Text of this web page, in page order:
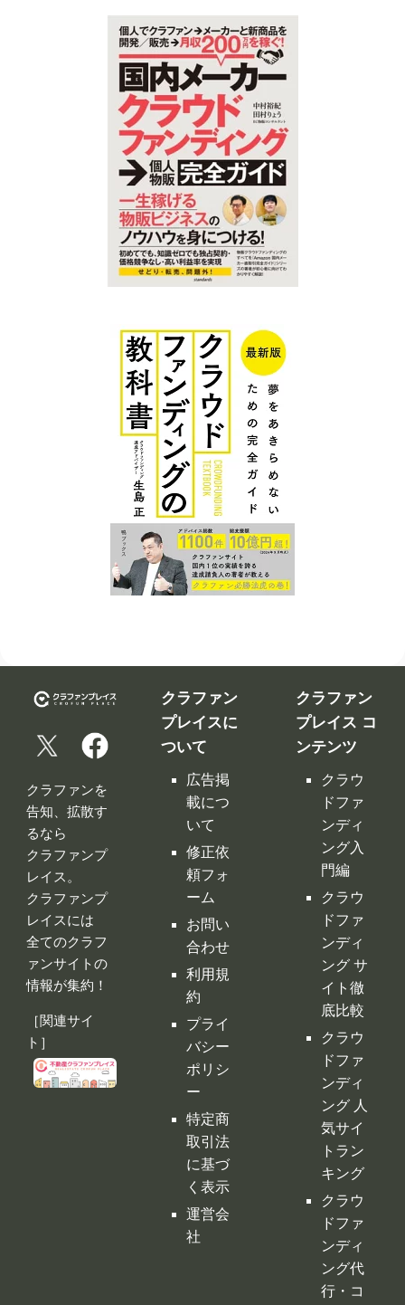
クラファンを
告知、拡散す
るなら
クラファンプ
レイス。
クラファンプ
レイスには
全てのクラフ
ァンサイトの
情報が集約！
［関連サイ
ト］
クラファン
プレイスに
ついて
広告掲
載につ
いて
修正依
頼フォ
ーム
お問い
合わせ
利用規
約
プライ
バシー
ポリシ
ー
特定商
取引法
に基づ
く表示
運営会
社
クラファン
プレイス コ
ンテンツ
クラウ
ドファ
ンディ
ング入
門編
クラウ
ドファ
ンディ
ング サ
イト徹
底比較
クラウ
ドファ
ンディ
ング 人
気サイ
トラン
キング
クラウ
ドファ
ンディ
ング代
行・コ